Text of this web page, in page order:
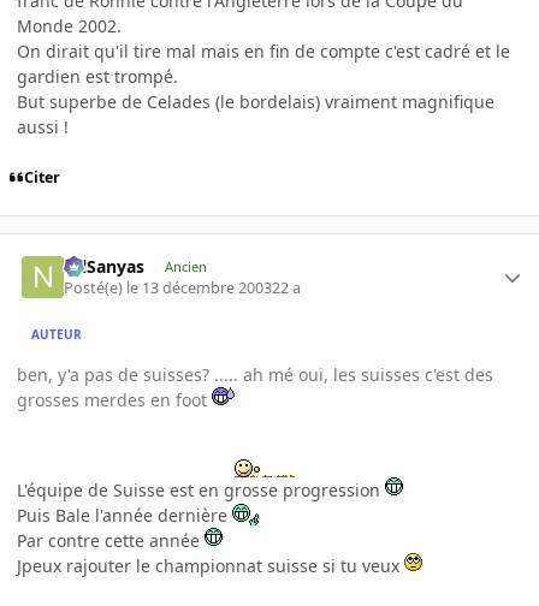
Monde 2002.
On dirait qu'il tire mal mais en fin de compte c'est cadré et le
gardien est trompé.
But superbe de Celades (le bordelais) vraiment magnifique
aussi !
Citer
NilSanyas Ancien
Posté(e) le 13 décembre 200322 a
AUTEUR
ben, y'a pas de suisses? ..... ah mé oui, les suisses c'est des
grosses merdes en foot
L'équipe de Suisse est en grosse progression
Puis Bale l'année dernière
Par contre cette année
Jpeux rajouter le championnat suisse si tu veux